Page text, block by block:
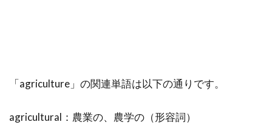
「agriculture」の関連単語は以下の通りです。
agricultural：農業の、農学の（形容詞）